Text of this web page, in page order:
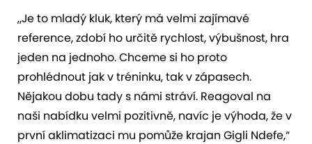
„Je to mladý kluk, který má velmi zajímavé
reference, zdobí ho určitě rychlost, výbušnost, hra
jeden na jednoho. Chceme si ho proto
prohlédnout jak v tréninku, tak v zápasech.
Nějakou dobu tady s námi stráví. Reagoval na
naši nabídku velmi pozitivně, navíc je výhoda, že v
první aklimatizaci mu pomůže krajan Gigli Ndefe,“